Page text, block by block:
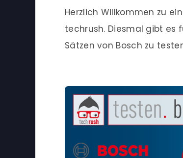
Herzlich Willkommen zu
techrush. Diesmal gibt es
Sätzen von Bosch zu